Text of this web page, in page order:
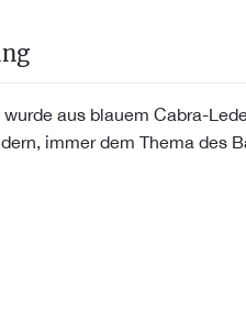
wurde aus blauem Cabra-
immer dem Thema des